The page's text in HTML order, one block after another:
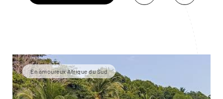
En amoureux Afrique du Sud